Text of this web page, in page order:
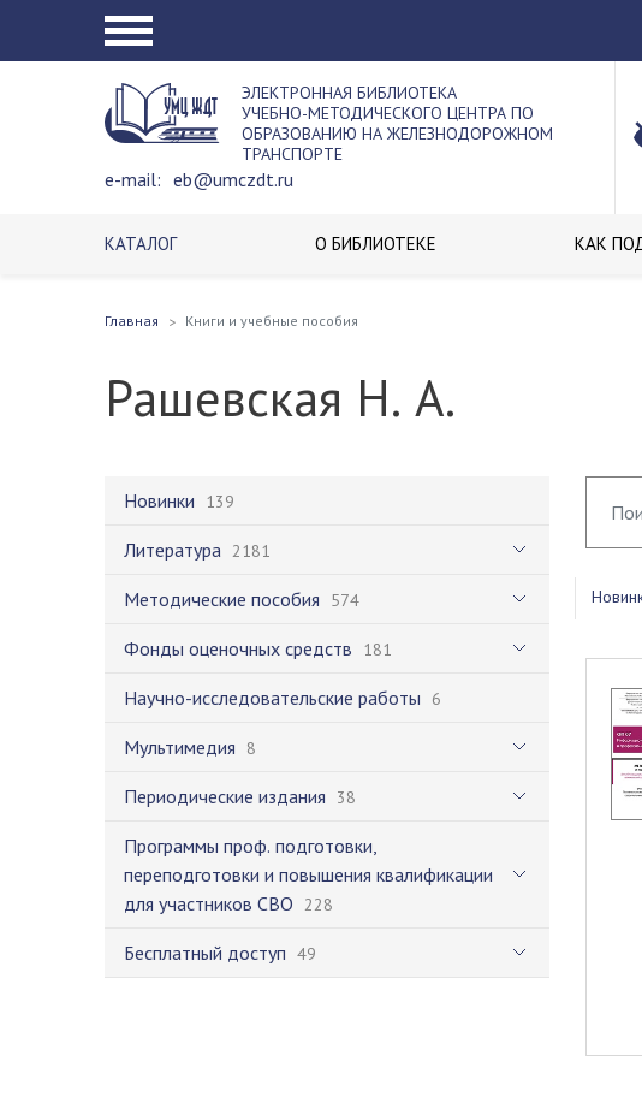
ЭЛЕКТРОННАЯ БИБЛИОТЕКА
УЧЕБНО-МЕТОДИЧЕСКОГО ЦЕНТРА ПО
ОБРАЗОВАНИЮ НА ЖЕЛЕЗНОДОРОЖНОМ
ТРАНСПОРТЕ
e-mail: eb@umczdt.ru
КАТАЛОГ О БИБЛИОТЕКЕ КАК
Главная Книги и учебные пособия
Рашевская Н. А.
Новинки 139
Литература 2181
Методические пособия 574
Фонды оценочных средств 181
Научно-исследовательские работы 6
Мультимедия 8
Периодические издания 38
Программы проф. подготовки,
переподготовки и повышения квалификации
для участников СВО 228
Бесплатный доступ 49